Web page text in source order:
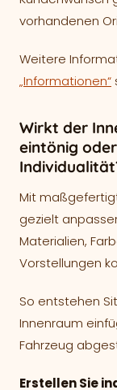
vorhandenen
Weitere
„Informationen“
Wirkt der
eintönig
Mit
gezielt
Materialien,
Vorstellungen
So entstehen
Innenraum
Fahrzeug
Erstellen Sie